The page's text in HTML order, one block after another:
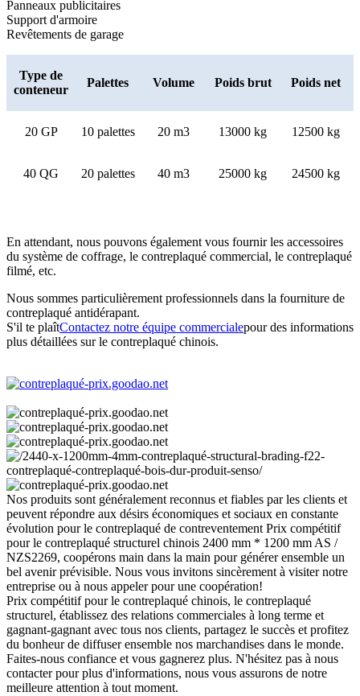
Panneaux publicitaires
Support d'armoire
Revêtements de garage
Type de
conteneur
Palettes Volume Poids brut Poids net
20 GP 10 palettes 20 m3 13000 kg 12500 kg
40 QG 20 palettes 40 m3 25000 kg 24500 kg
En attendant, nous pouvons également vous fournir les accessoires
du système de coffrage, le contreplaqué commercial, le contreplaqué
filmé, etc.
Nous sommes particulièrement professionnels dans la fourniture de
contreplaqué antidérapant.
S'il te plaîtContactez notre équipe commercialepour des informations
plus détaillées sur le contreplaqué chinois.
Nos produits sont généralement reconnus et fiables par les clients et
peuvent répondre aux désirs économiques et sociaux en constante
évolution pour le contreplaqué de contreventement Prix compétitif
pour le contreplaqué structurel chinois 2400 mm * 1200 mm AS /
NZS2269, coopérons main dans la main pour générer ensemble un
bel avenir prévisible. Nous vous invitons sincèrement à visiter notre
entreprise ou à nous appeler pour une coopération!
Prix ​​compétitif pour le contreplaqué chinois, le contreplaqué
structurel, établissez des relations commerciales à long terme et
gagnant-gagnant avec tous nos clients, partagez le succès et profitez
du bonheur de diffuser ensemble nos marchandises dans le monde.
Faites-nous confiance et vous gagnerez plus. N'hésitez pas à nous
contacter pour plus d'informations, nous vous assurons de notre
meilleure attention à tout moment.